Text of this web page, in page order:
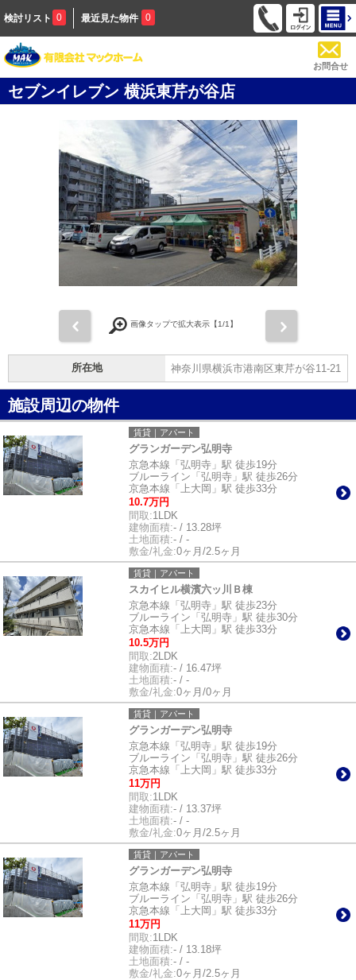
検討リスト 0 最近見た物件 0
お問合せ
セブンイレブン 横浜東芹が谷店
画像タップで拡大表示【1/1】
所在地 神奈川県横浜市港南区東芹が谷11-21
施設周辺の物件
賃貸｜アパート
グランガーデン弘明寺
京急本線「弘明寺」駅 徒歩19分
ブルーライン「弘明寺」駅 徒歩26分
京急本線「上大岡」駅 徒歩33分
10.7万円
間取:1LDK
建物面積:- / 13.28坪
土地面積:- / -
敷金/礼金:0ヶ月/2.5ヶ月
賃貸｜アパート
スカイヒル横濱六ッ川Ｂ棟
京急本線「弘明寺」駅 徒歩23分
ブルーライン「弘明寺」駅 徒歩30分
京急本線「上大岡」駅 徒歩33分
10.5万円
間取:2LDK
建物面積:- / 16.47坪
土地面積:- / -
敷金/礼金:0ヶ月/0ヶ月
賃貸｜アパート
グランガーデン弘明寺
京急本線「弘明寺」駅 徒歩19分
ブルーライン「弘明寺」駅 徒歩26分
京急本線「上大岡」駅 徒歩33分
11万円
間取:1LDK
建物面積:- / 13.37坪
土地面積:- / -
敷金/礼金:0ヶ月/2.5ヶ月
賃貸｜アパート
グランガーデン弘明寺
京急本線「弘明寺」駅 徒歩19分
ブルーライン「弘明寺」駅 徒歩26分
京急本線「上大岡」駅 徒歩33分
11万円
間取:1LDK
建物面積:- / 13.18坪
土地面積:- / -
敷金/礼金:0ヶ月/2.5ヶ月